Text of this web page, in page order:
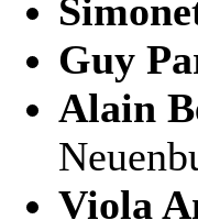
Guy
Alain
Viola